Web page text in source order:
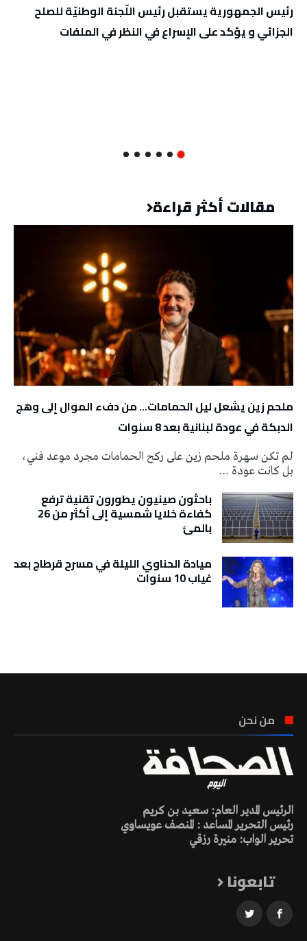
رئيس الجمهورية يستقبل رئيس اللّجنة الوطنيّة للصلح
الجزائي و يؤكد على الإسراع في النظر في الملفات
مقالات أكثر قراءة
ملحم زين يشعل ليل الحمامات… من دفء الموال إلى وهج
الدبكة في عودة لبنانية بعد 8 سنوات
لم تكن سهرة ملحم زين على ركح الحمامات مجرد موعد فني،
بل كانت عودة …
باحثون صينيون يطورون تقنية ترفع
كفاءة خلايا شمسية إلى أكثر من 26
بالمئ
ميادة الحناوي الليلة في مسرح قرطاج بعد
غياب 10 سنوات
من نحن
الرئيس المدير العام: سعيد بن كريم
رئيس التحرير المساعد : المنصف عويساوي
تحرير الواب: منيرة رزقي
تابعونا